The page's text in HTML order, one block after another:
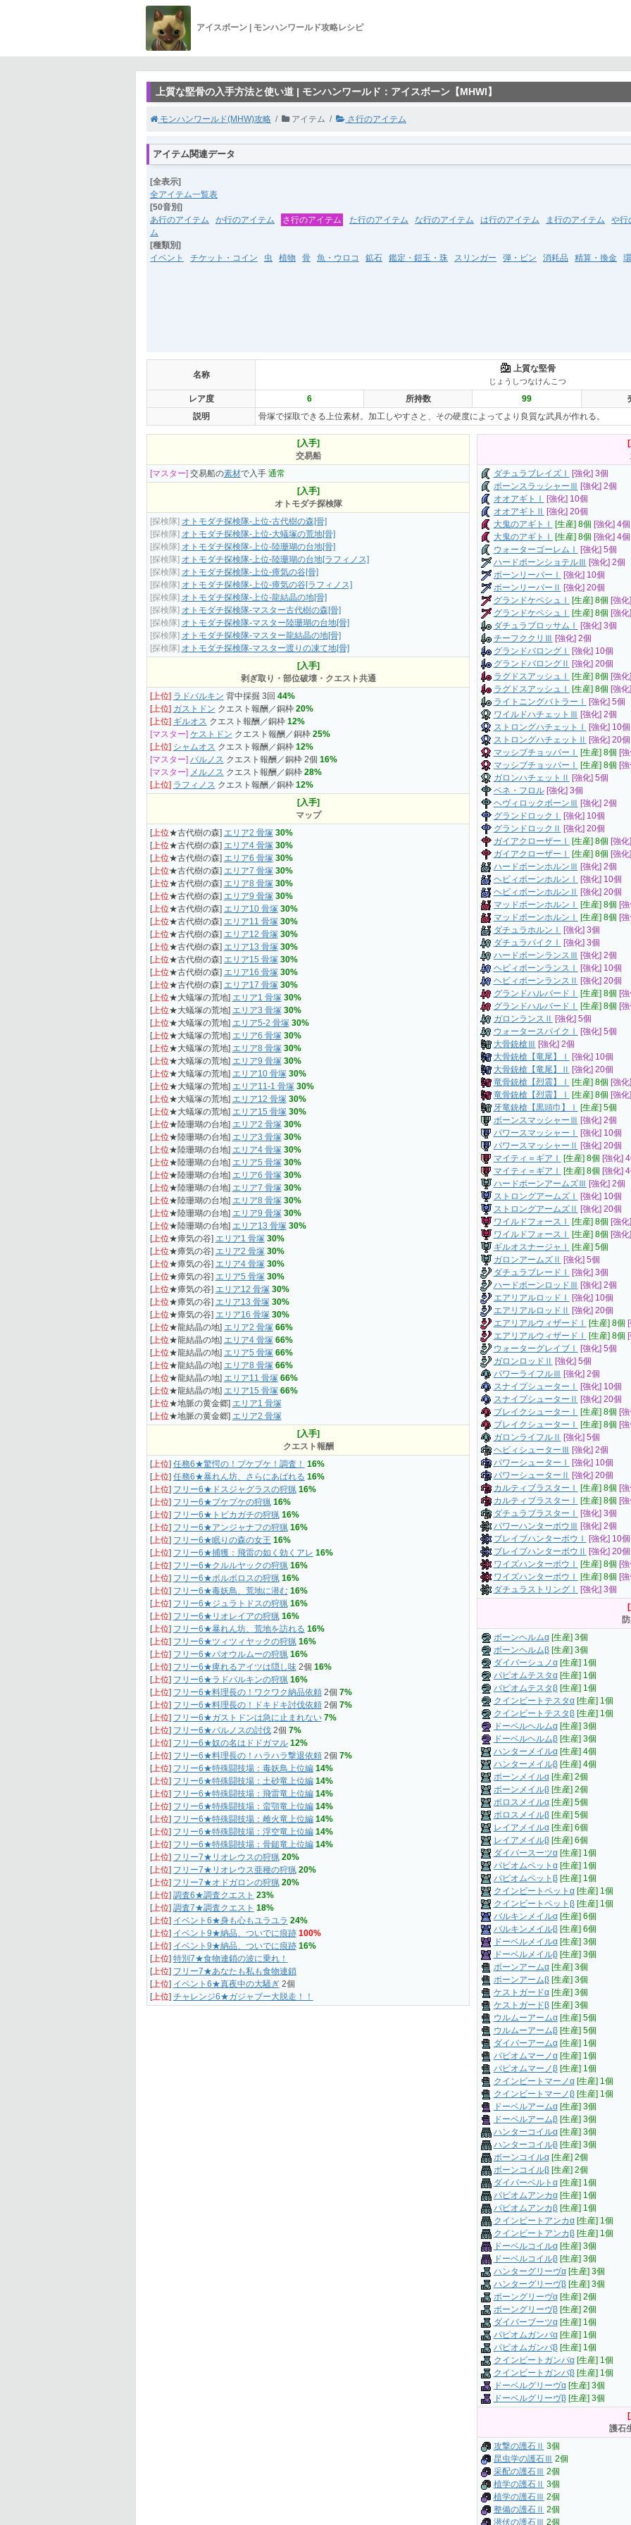
アイスボーン | モンハンワールド攻略レシピ
上質な堅骨の入手方法と使い道 | モンハンワールド：アイスボーン【MHWI】
モンハンワールド(MHW)攻略 アイテム さ行のアイテム
アイテム関連データ
[全表示]
全アイテム一覧表
[50音別]
あ行のアイテム
か行のアイテム さ行のアイテム た行のアイテム な行のアイテム は行のアイテム ま行のアイテム や行
ム
[種類別]
イベント
チケット・コイン 虫 植物 骨 魚・ウロコ 鉱石 鑑定・鎧玉・珠 スリンガー 弾・ビン 消耗品 精算・換金
名称
上質な堅骨
じょうしつなけんこつ
レア度 6 所持数 99
説明
骨塚で採取できる上位素材。加工しやすさと、その硬度によってより良質な武具が作れる。
[入手]
交易船
[マスター] 交易船の素材で入手 通常
[入手]
オトモダチ探検隊
[探検隊] オトモダチ探検隊-上位-古代樹の森[骨]
[探検隊] オトモダチ探検隊-上位-大蟻塚の荒地[骨]
[探検隊] オトモダチ探検隊-上位-陸珊瑚の台地[骨]
[探検隊] オトモダチ探検隊-上位-陸珊瑚の台地[ラフィノス]
[探検隊] オトモダチ探検隊-上位-瘴気の谷[骨]
[探検隊] オトモダチ探検隊-上位-瘴気の谷[ラフィノス]
[探検隊] オトモダチ探検隊-上位-龍結晶の地[骨]
[探検隊] オトモダチ探検隊-マスター古代樹の森[骨]
[探検隊] オトモダチ探検隊-マスター陸珊瑚の台地[骨]
[探検隊] オトモダチ探検隊-マスター龍結晶の地[骨]
[探検隊] オトモダチ探検隊-マスター渡りの凍て地[骨]
[入手]
剥ぎ取り・部位破壊・クエスト共通
[上位] ラドバルキン 背中採掘 3回 44%
[上位] ガストドン クエスト報酬／銅枠 20%
[上位] ギルオス クエスト報酬／銅枠 12%
[マスター] ケストドン クエスト報酬／銅枠 25%
[上位] シャムオス クエスト報酬／銅枠 12%
[マスター] バルノス クエスト報酬／銅枠 2個 16%
[マスター] メルノス クエスト報酬／銅枠 28%
[上位] ラフィノス クエスト報酬／銅枠 12%
[入手]
マップ
[上位★古代樹の森] エリア2 骨塚 30%
[上位★古代樹の森] エリア4 骨塚 30%
[上位★古代樹の森] エリア6 骨塚 30%
[上位★古代樹の森] エリア7 骨塚 30%
[上位★古代樹の森] エリア8 骨塚 30%
[上位★古代樹の森] エリア9 骨塚 30%
[上位★古代樹の森] エリア10 骨塚 30%
[上位★古代樹の森] エリア11 骨塚 30%
[上位★古代樹の森] エリア12 骨塚 30%
[上位★古代樹の森] エリア13 骨塚 30%
[上位★古代樹の森] エリア15 骨塚 30%
[上位★古代樹の森] エリア16 骨塚 30%
[上位★古代樹の森] エリア17 骨塚 30%
[上位★大蟻塚の荒地] エリア1 骨塚 30%
[上位★大蟻塚の荒地] エリア3 骨塚 30%
[上位★大蟻塚の荒地] エリア5-2 骨塚 30%
[上位★大蟻塚の荒地] エリア6 骨塚 30%
[上位★大蟻塚の荒地] エリア8 骨塚 30%
[上位★大蟻塚の荒地] エリア9 骨塚 30%
[上位★大蟻塚の荒地] エリア10 骨塚 30%
[上位★大蟻塚の荒地] エリア11-1 骨塚 30%
[上位★大蟻塚の荒地] エリア12 骨塚 30%
[上位★大蟻塚の荒地] エリア15 骨塚 30%
[上位★陸珊瑚の台地] エリア2 骨塚 30%
[上位★陸珊瑚の台地] エリア3 骨塚 30%
[上位★陸珊瑚の台地] エリア4 骨塚 30%
[上位★陸珊瑚の台地] エリア5 骨塚 30%
[上位★陸珊瑚の台地] エリア6 骨塚 30%
[上位★陸珊瑚の台地] エリア7 骨塚 30%
[上位★陸珊瑚の台地] エリア8 骨塚 30%
[上位★陸珊瑚の台地] エリア9 骨塚 30%
[上位★陸珊瑚の台地] エリア13 骨塚 30%
[上位★瘴気の谷] エリア1 骨塚 30%
[上位★瘴気の谷] エリア2 骨塚 30%
[上位★瘴気の谷] エリア4 骨塚 30%
[上位★瘴気の谷] エリア5 骨塚 30%
[上位★瘴気の谷] エリア12 骨塚 30%
[上位★瘴気の谷] エリア13 骨塚 30%
[上位★瘴気の谷] エリア16 骨塚 30%
[上位★龍結晶の地] エリア2 骨塚 66%
[上位★龍結晶の地] エリア4 骨塚 66%
[上位★龍結晶の地] エリア5 骨塚 66%
[上位★龍結晶の地] エリア8 骨塚 66%
[上位★龍結晶の地] エリア11 骨塚 66%
[上位★龍結晶の地] エリア15 骨塚 66%
[上位★地脈の黄金郷] エリア1 骨塚
[上位★地脈の黄金郷] エリア2 骨塚
[入手]
クエスト報酬
[上位] 任務6★驚愕の！プケプケ！調査！ 16%
[上位] 任務6★暴れん坊、さらにあばれる 16%
[上位] フリー6★ドスジャグラスの狩猟 16%
[上位] フリー6★プケプケの狩猟 16%
[上位] フリー6★トビカガチの狩猟 16%
[上位] フリー6★アンジャナフの狩猟 16%
[上位] フリー6★眠りの森の女王 16%
[上位] フリー6★捕獲：飛雷の如く効くアレ 16%
[上位] フリー6★クルルヤックの狩猟 16%
[上位] フリー6★ボルボロスの狩猟 16%
[上位] フリー6★毒妖鳥、荒地に潜む 16%
[上位] フリー6★ジュラトドスの狩猟 16%
[上位] フリー6★リオレイアの狩猟 16%
[上位] フリー6★暴れん坊、荒地を訪れる 16%
[上位] フリー6★ツィツィヤックの狩猟 16%
[上位] フリー6★パオウルムーの狩猟 16%
[上位] フリー6★痺れるアイツは隠し味2個 16%
[上位] フリー6★ラドバルキンの狩猟 16%
[上位] フリー6★料理長の！ワクワク納品依頼2個 7%
[上位] フリー6★料理長の！ドキドキ討伐依頼2個 7%
[上位] フリー6★ガストドンは急に止まれない 7%
[上位] フリー6★バルノスの討伐2個 7%
[上位] フリー6★奴の名はドドガマル 12%
[上位] フリー6★料理長の！ハラハラ撃退依頼2個 7%
[上位] フリー6★特殊闘技場：毒妖鳥上位編 14%
[上位] フリー6★特殊闘技場：土砂竜上位編 14%
[上位] フリー6★特殊闘技場：飛雷竜上位編 14%
[上位] フリー6★特殊闘技場：蛮顎竜上位編 14%
[上位] フリー6★特殊闘技場：雌火竜上位編 14%
[上位] フリー6★特殊闘技場：浮空竜上位編 14%
[上位] フリー6★特殊闘技場：骨鎚竜上位編 14%
[上位] フリー7★リオレウスの狩猟 20%
[上位] フリー7★リオレウス亜種の狩猟 20%
[上位] フリー7★オドガロンの狩猟 20%
[上位] 調査6★調査クエスト 23%
[上位] 調査7★調査クエスト 18%
[上位] イベント6★身も心もユラユラ 24%
[上位] イベント9★納品、ついでに痕跡 100%
[上位] イベント9★納品、ついでに痕跡 16%
[上位] 特別7★食物連鎖の波に乗れ！
[上位] フリー7★あなたも私も食物連鎖
[上位] イベント6★真夜中の大騒ぎ2個
[上位] チャレンジ6★ガジャブー大脱走！！
ダチュラブレイズⅠ
[強化] 3個
ボーンスラッシャーⅢ [強化] 2個
オオアギトⅠ
[強化] 10個
オオアギトⅡ
[強化] 20個
大鬼のアギトⅠ
[生産] 8個 [強化] 4個
大鬼のアギトⅠ
[生産] 8個 [強化] 4個
ウォーターゴーレムⅠ
[強化] 5個
ハードボーンショテルⅢ [強化] 2個
ボーンリーパーⅠ
[強化] 10個
ボーンリーパーⅡ
[強化] 20個
グランドケペシュⅠ
[生産] 8個 [強
グランドケペシュⅠ
[生産] 8個 [強
ダチュラブロッサムⅠ
[強化] 3個
チーフククリⅢ [強化] 2個
グランドバロングⅠ
[強化] 10個
グランドバロングⅡ
[強化] 20個
ラグドスアッシュⅠ
[生産] 8個 [強
ラグドスアッシュⅠ
[生産] 8個 [強
ライトニングバトラーⅠ
[強化] 5個
ワイルドハチェットⅢ [強化] 2個
ストロングハチェットⅠ
[強化] 10個
ストロングハチェットⅡ
[強化] 20個
マッシブチョッパーⅠ
[生産] 8個 [
マッシブチョッパーⅠ
[生産] 8個 [
ガロンハチェットⅡ
[強化] 5個
ベネ・フロル [強化] 3個
ヘヴィロックボーンⅢ [強化] 2個
グランドロックⅠ
[強化] 10個
グランドロックⅡ
[強化] 20個
ガイアクローザーⅠ
[生産] 8個 [強
ガイアクローザーⅠ
[生産] 8個 [強
ハードボーンホルンⅢ [強化] 2個
ヘビィボーンホルンⅠ
[強化] 10個
ヘビィボーンホルンⅡ
[強化] 20個
マッドボーンホルンⅠ
[生産] 8個 [
マッドボーンホルンⅠ
[生産] 8個 [
ダチュラホルンⅠ
[強化] 3個
ダチュラパイクⅠ
[強化] 3個
ハードボーンランスⅢ [強化] 2個
ヘビィボーンランスⅠ
[強化] 10個
ヘビィボーンランスⅡ
[強化] 20個
グランドハルバードⅠ
[生産] 8個 [
グランドハルバードⅠ
[生産] 8個 [
ガロンランスⅡ
[強化] 5個
ウォータースパイクⅠ
[強化] 5個
大骨銃槍Ⅲ [強化] 2個
大骨銃槍【竜尾】Ⅰ
[強化] 10個
大骨銃槍【竜尾】Ⅱ
[強化] 20個
竜骨銃槍【烈震】Ⅰ
[生産] 8個 [強
竜骨銃槍【烈震】Ⅰ
[生産] 8個 [強
牙竜銃槍【黒頭巾】Ⅰ
[生産] 5個
ボーンスマッシャーⅢ [強化] 2個
パワースマッシャーⅠ
[強化] 10個
パワースマッシャーⅡ
[強化] 20個
マイティ＝ギアⅠ
[生産] 8個 [強化]
マイティ＝ギアⅠ
[生産] 8個 [強化]
ハードボーンアームズⅢ [強化] 2個
ストロングアームズⅠ
[強化] 10個
ストロングアームズⅡ
[強化] 20個
ワイルドフォースⅠ
[生産] 8個 [強
ワイルドフォースⅠ
[生産] 8個 [強
ギルオスナージャⅠ
[生産] 5個
ガロンアームズⅡ
[強化] 5個
ダチュラブレードⅠ
[強化] 3個
ハードボーンロッドⅢ [強化] 2個
エアリアルロッドⅠ
[強化] 10個
エアリアルロッドⅡ
[強化] 20個
エアリアルウィザードⅠ
[生産] 8個
エアリアルウィザードⅠ
[生産] 8個
ウォーターグレイブⅠ
[強化] 5個
ガロンロッドⅡ
[強化] 5個
パワーライフルⅢ [強化] 2個
スナイプシューターⅠ
[強化] 10個
スナイプシューターⅡ
[強化] 20個
ブレイクシューターⅠ
[生産] 8個 [
ブレイクシューターⅠ
[生産] 8個 [
ガロンライフルⅡ
[強化] 5個
ヘビィシューターⅢ [強化] 2個
パワーシューターⅠ
[強化] 10個
パワーシューターⅡ
[強化] 20個
カルティブラスターⅠ
[生産] 8個 [
カルティブラスターⅠ
[生産] 8個 [
ダチュラブラスターⅠ
[強化] 3個
パワーハンターボウⅢ [強化] 2個
ブレイブハンターボウⅠ
[強化] 10個
ブレイブハンターボウⅡ
[強化] 20個
ワイズハンターボウⅠ
[生産] 8個 [
ワイズハンターボウⅠ
[生産] 8個 [
ダチュラストリングⅠ
[強化] 3個
ボーンヘルムα [生産] 3個
ボーンヘルムβ [生産] 3個
ダイバーシュノα [生産] 1個
パピオムテスタα [生産] 1個
パピオムテスタβ [生産] 1個
クインビートテスタα [生産] 1個
クインビートテスタβ [生産] 1個
ドーベルヘルムα [生産] 3個
ドーベルヘルムβ [生産] 3個
ハンターメイルα [生産] 4個
ハンターメイルβ [生産] 4個
ボーンメイルα [生産] 2個
ボーンメイルβ [生産] 2個
ボロスメイルα [生産] 5個
ボロスメイルβ [生産] 5個
レイアメイルα [生産] 6個
レイアメイルβ [生産] 6個
ダイバースーツα [生産] 1個
パピオムペットα [生産] 1個
パピオムペットβ [生産] 1個
クインビートペットα [生産] 1個
クインビートペットβ [生産] 1個
バルキンメイルα [生産] 6個
バルキンメイルβ [生産] 6個
ドーベルメイルα [生産] 3個
ドーベルメイルβ [生産] 3個
ボーンアームα [生産] 3個
ボーンアームβ [生産] 3個
ケストガードα [生産] 3個
ケストガードβ [生産] 3個
ウルムーアームα [生産] 5個
ウルムーアームβ [生産] 5個
ダイバーアームα [生産] 1個
パピオムマーノα [生産] 1個
パピオムマーノβ [生産] 1個
クインビートマーノα [生産] 1個
クインビートマーノβ [生産] 1個
ドーベルアームα [生産] 3個
ドーベルアームβ [生産] 3個
ハンターコイルα [生産] 3個
ハンターコイルβ [生産] 3個
ボーンコイルα [生産] 2個
ボーンコイルβ [生産] 2個
ダイバーベルトα [生産] 1個
パピオムアンカα [生産] 1個
パピオムアンカβ [生産] 1個
クインビートアンカα [生産] 1個
クインビートアンカβ [生産] 1個
ドーベルコイルα [生産] 3個
ドーベルコイルβ [生産] 3個
ハンターグリーヴα [生産] 3個
ハンターグリーヴβ [生産] 3個
ボーングリーヴα [生産] 2個
ボーングリーヴβ [生産] 2個
ダイバーブーツα [生産] 1個
パピオムガンバα [生産] 1個
パピオムガンバβ [生産] 1個
クインビートガンバα [生産] 1個
クインビートガンバβ [生産] 1個
ドーベルグリーヴα [生産] 3個
ドーベルグリーヴβ [生産] 3個
護石
攻撃の護石Ⅱ 3個
昆虫学の護石Ⅲ 2個
采配の護石Ⅲ 2個
植学の護石Ⅱ 3個
植学の護石Ⅲ 2個
整備の護石Ⅱ 2個
潜伏の護石Ⅲ 2個